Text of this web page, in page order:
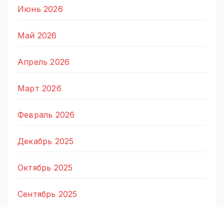
Июнь 2026
Май 2026
Апрель 2026
Март 2026
Февраль 2026
Декабрь 2025
Октябрь 2025
Сентябрь 2025